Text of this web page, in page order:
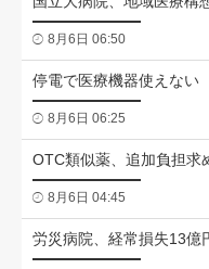
8月6日 06:50
停電で医療機器使えない
8月6日 06:25
OTC類似薬、追加負担求
8月6日 04:45
労災病院、経常損失13億